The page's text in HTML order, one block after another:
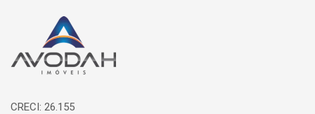
Página inicial
CRECI: 26.155